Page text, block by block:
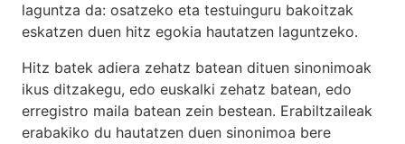
laguntza da: osatzeko eta testuinguru bakoitzak
eskatzen duen hitz egokia hautatzen laguntzeko.
Hitz batek adiera zehatz batean dituen sinonimoak
ikus ditzakegu, edo euskalki zehatz batean, edo
erregistro maila batean zein bestean. Erabiltzaileak
erabakiko du hautatzen duen sinonimoa bere